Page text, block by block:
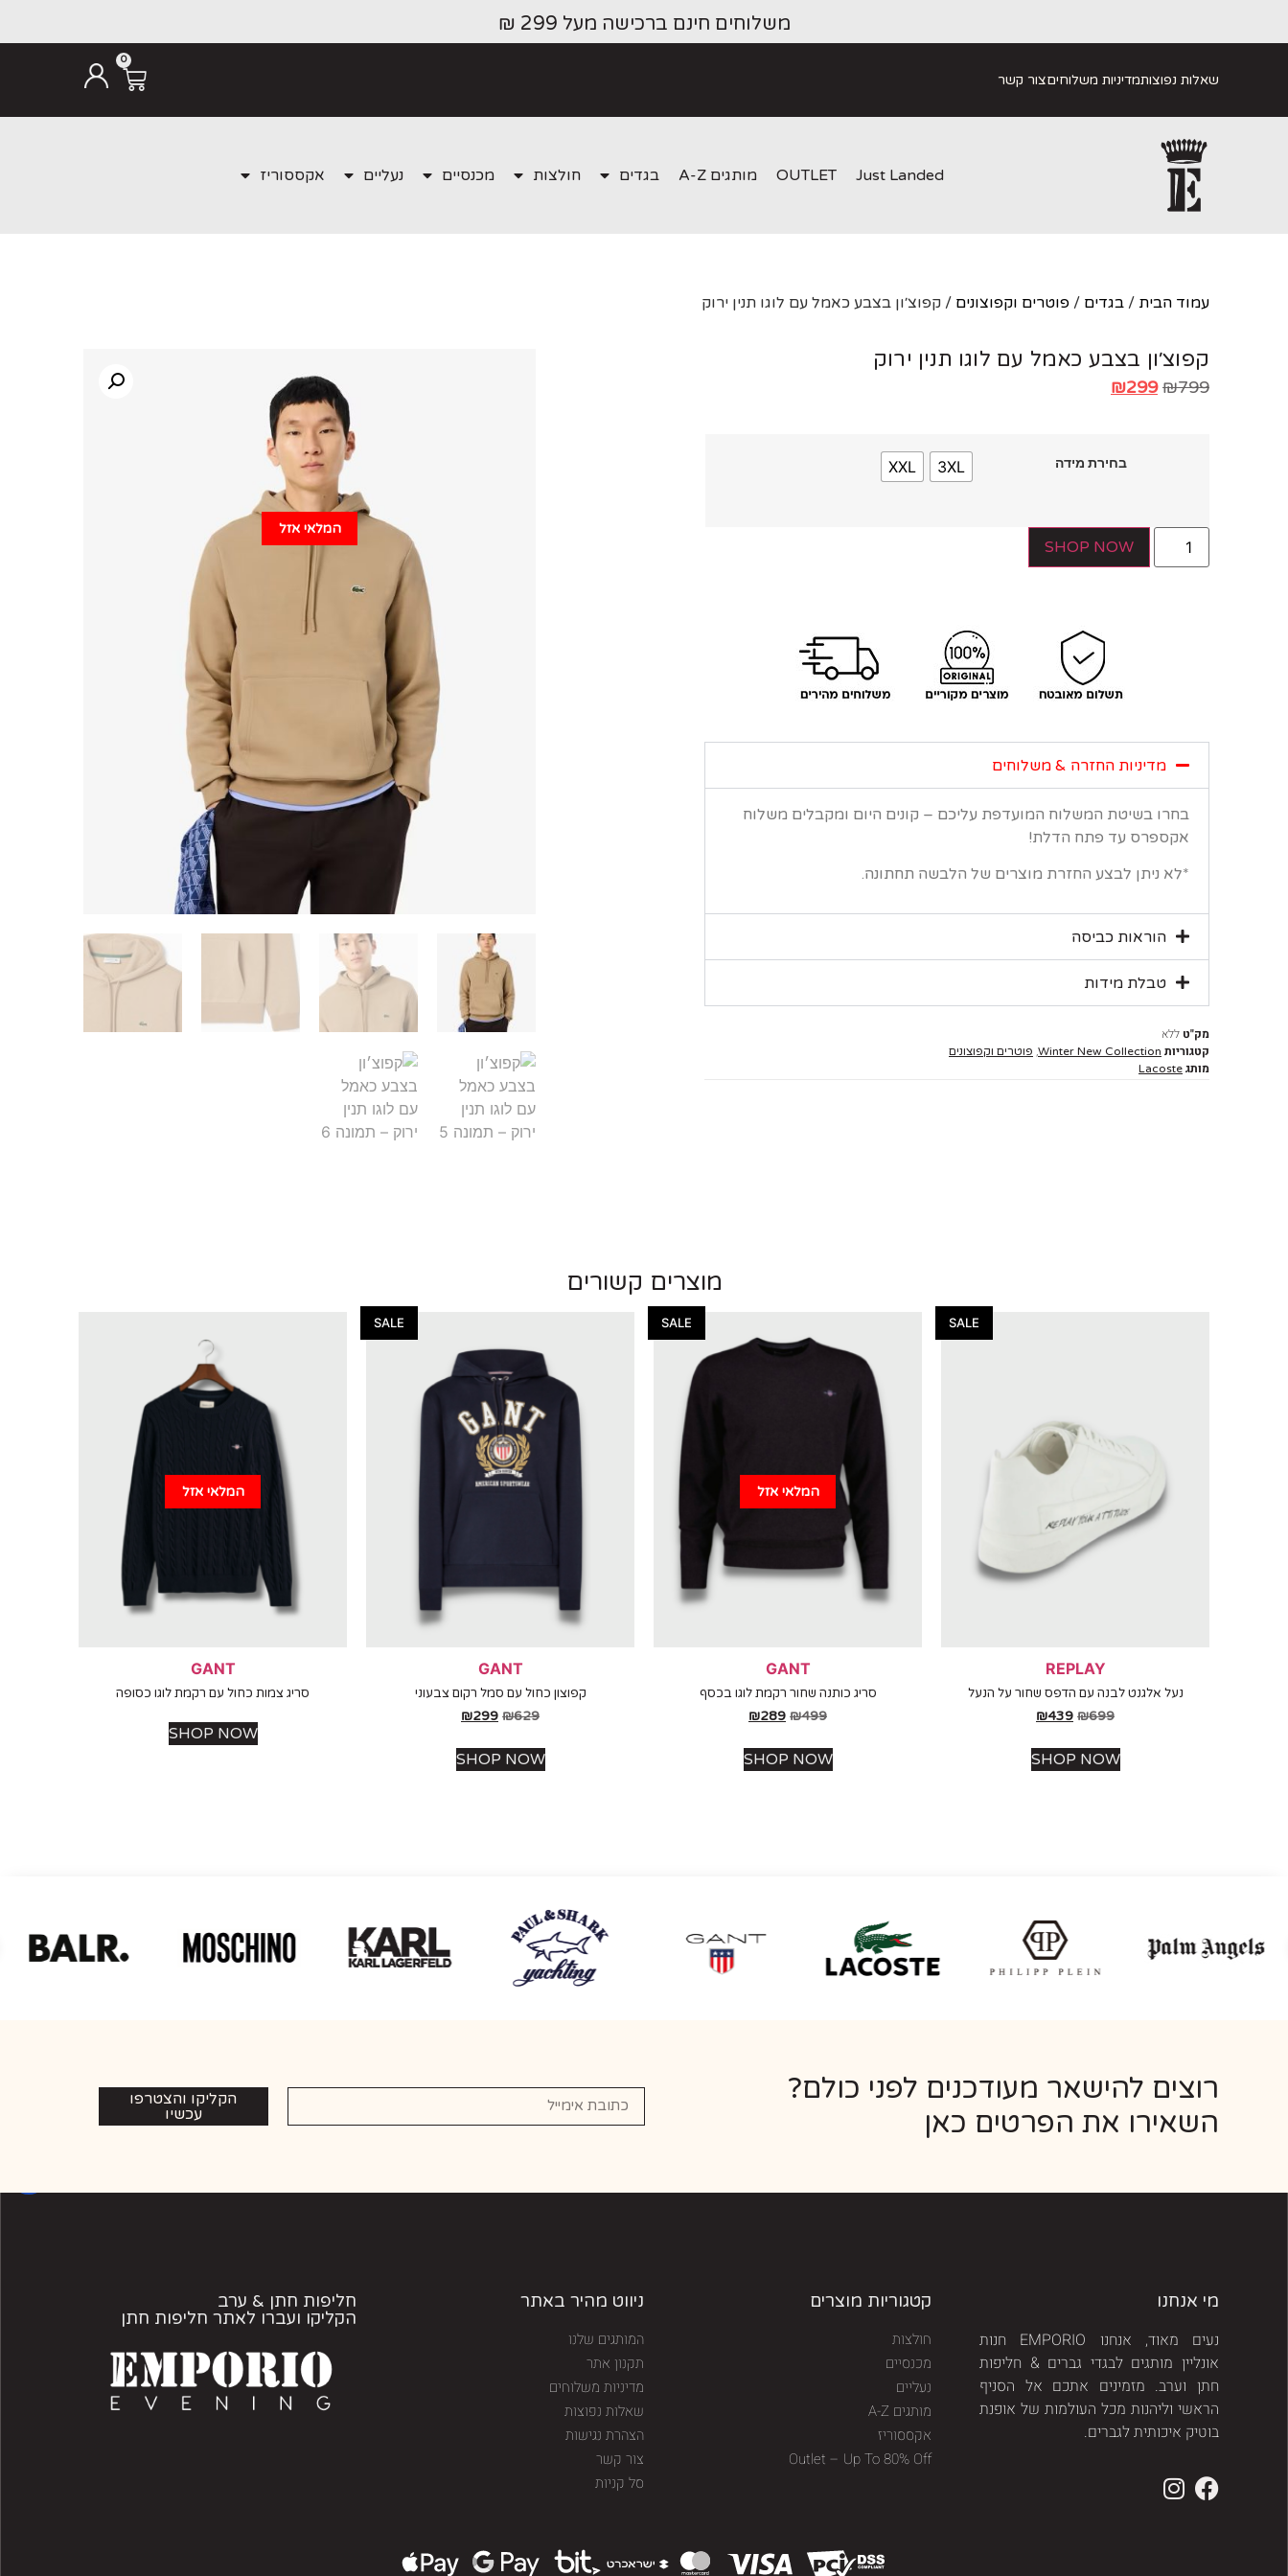
משלוחים חינם ברכישה מעל 299 ₪
שאלות נפוצותמדיניות משלוחיםצור קשר
0
Just Landed
OUTLET מותגים A-Z בגדים חולצות מכנסיים נעליים אקססוריז
עמוד הבית / בגדים / פוטרים וקפוצונים / קפוצ׳ון בצבע כאמל עם לוגו תנין ירוק
קפוצ׳ון בצבע כאמל עם לוגו תנין ירוק
₪799
₪299
בחירת מידה 3XL
XXL
SHOP NOW
מדיניות החזרה & משלוחים
בחרו בשיטת המשלוח המועדפת עליכם – קונים היום ומקבלים משלוח
אקספרס עד פתח הדלת!
*לא ניתן לבצע החזרת מוצרים של הלבשה תחתונה.
הוראות כביסה
טבלת מידות
מק"ט ללא
קטגוריות Winter New Collection
, פוטרים וקפוצונים
מותג Lacoste
המלאי אזל
מוצרים קשורים
SALE
REPLAY
נעל אלגנט לבנה עם הדפס שחור על הנעל
₪699
₪439
SHOP NOW
SALE
המלאי אזל
GANT
סריג כותנה שחור רקמת לוגו בכסף
₪499
₪289
SHOP NOW
SALE
GANT
קפוצון כחול עם סמל רקום צבעוני
₪629
₪299
SHOP NOW
המלאי אזל
GANT
סריג צמות כחול עם רקמת לוגו כסופה
SHOP NOW
רוצים להישאר מעודכנים לפני כולם?
השאירו את הפרטים כאן
הקליקו והצטרפו
עכשיו
מי אנחנו
נעים מאוד, אנחנו EMPORIO חנות
אונליין מותגים לבגדי גברים & חליפות
חתן וערב. מזמינים אתכם אל הסניף
הראשי וליהנות מכל העולמות של אופנת
בוטיק איכותית לגברים.
קטגוריות מוצרים
חולצות
מכנסיים
נעליים
מותגים A-Z
אקססוריז
Outlet – Up To 80% Off
ניווט מהיר באתר
המותגים שלנו
תקנון אתר
מדיניות משלוחים
שאלות נפוצות
הצהרת נגישות
צור קשר
סל קניות
חליפות חתן & ערב
הקליקו ועברו לאתר חליפות חתן